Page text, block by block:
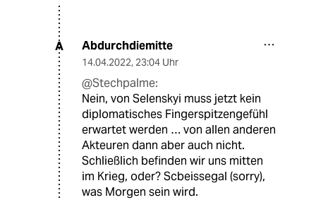
A Abdurchdiemitte
14.04.2022, 23:04 Uhr
@Stechpalme:
Nein, von Selenskyi muss jetzt kein
diplomatisches Fingerspitzengefühl
erwartet werden … von allen anderen
Akteuren dann aber auch nicht.
Schließlich befinden wir uns mitten
im Krieg, oder? Scbeissegal (sorry),
was Morgen sein wird.